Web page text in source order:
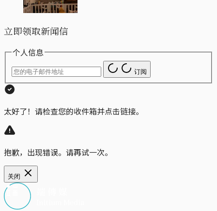
立即领取新闻信
个人信息
订阅
太好了！请检查您的收件箱并点击链接。
抱歉，出现错误。请再试一次。
关闭